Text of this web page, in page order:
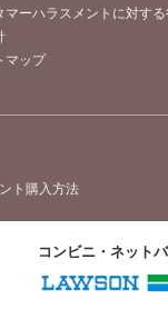
マーハラスメントに対す
マップ
ト購入方法
コンビニ・ネット